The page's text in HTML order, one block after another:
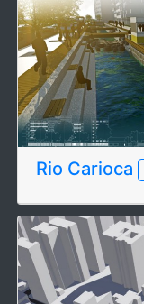
Rio Carioca